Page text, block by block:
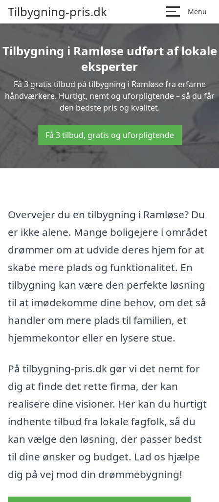
Tilbygning-pris.dk Menu
Tilbygning i Ramløse udført af lokale
eksperter
Få 3 gratis tilbud på tilbygning i Ramløse fra erfarne
håndværkere. Hurtigt, nemt og uforpligtende – så du får
den bedste pris og kvalitet.
Få 3 tilbud, gratis og uforpligtende
Overvejer du en tilbygning i Ramløse? Du
er ikke alene. Mange boligejere i området
drømmer om at udvide deres hjem for at
skabe mere plads og funktionalitet. En
tilbygning kan være den perfekte løsning
til at imødekomme dine behov, om det så
handler om mere plads til familien, et
hjemmekontor eller en lysere stue.
På tilbygning-pris.dk gør vi det nemt for
dig at finde det rette firma, der kan
realisere dine visioner. Her kan du hurtigt
indhente tilbud fra lokale fagfolk, så du
kan vælge den løsning, der passer bedst
til dine ønsker og budget. Lad os hjælpe
dig på vej mod din drømmebygning!